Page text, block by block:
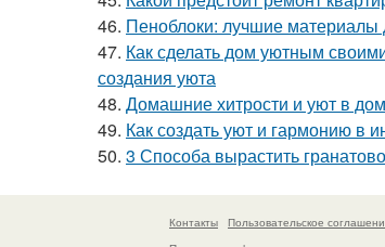
46. Пеноблоки: лучшие
47. Как сделать дом уютным
создания уюта
48. Домашние хитрости и уют в
49. Как создать уют и гармонию в
50. 3 Способа вырастить
Контакты
Пользовательское